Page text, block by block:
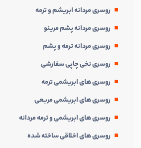
روسری مردانه ابریشم و ترمه
روسری مردانه پشم مرینو
روسری مردانه ترمه و پشم
روسری نخی چاپی سفارشی
روسری های ابریشمی ترمه
روسری های ابریشمی مربعی
روسری های ابریشمی و ترمه مردانه
روسری های اخلاقی ساخته شده